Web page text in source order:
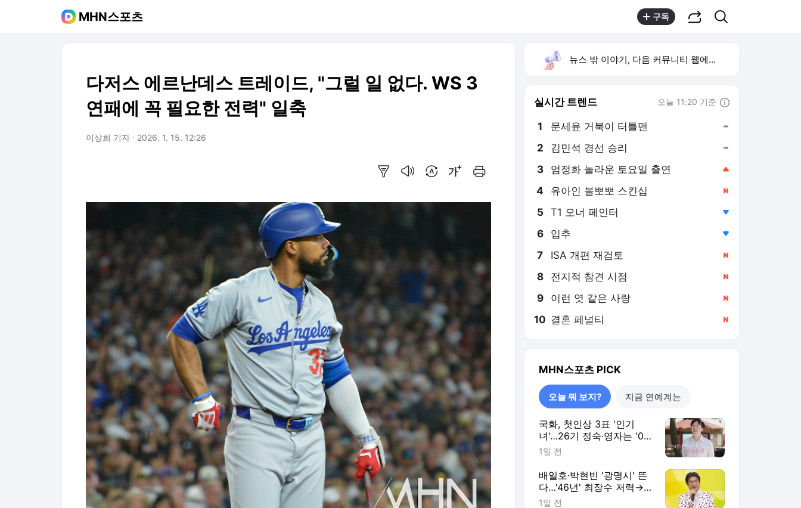
MHN스포츠 구독
다저스 에르난데스 트레이드, "그럴 일 없다. WS 3
연패에 꼭 필요한 전력" 일축
이상희 기자 2026. 1. 15. 12:26
뉴스 밖 이야기, 다음 커뮤니티 웹에서 보기
실시간 트렌드 오늘 11:20 기준
1 문세윤 거북이 터틀맨
2 김민석 경선 승리
3 엄정화 놀라운 토요일 출연
4 유아인 볼뽀뽀 스킨십
5 T1 오너 페인터
6 입추
7 ISA 개편 재검토
8 전지적 참견 시점
9 이런 엿 같은 사랑
10 결혼 페널티
MHN스포츠 PICK
오늘 뭐 보지? 지금 연예계는
국화, 첫인상 3표 '인기
녀'…26기 정숙·영자는 '0
표' 희비('나솔사계')
1일 전
배일호·박현빈 '광명시' 뜬
다…'46년' 최장수 저력→동
시간대 1위 사수 '전국노래
1일 전